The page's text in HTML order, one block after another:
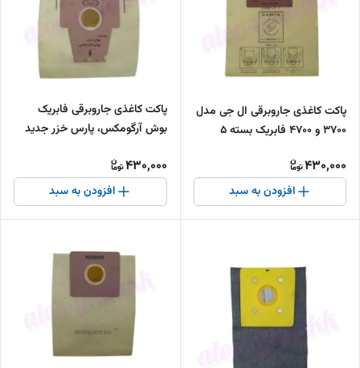
پاکت کاغذی جاروبرقی ال جی مدل
3700 و 4700 فابریک بسته ۵
430,000
افزودن به سبد
پاکت کاغذی جاروبرقی فابریک
بوش آرگومکس، پارس خزر جدید
430,000
افزودن به سبد